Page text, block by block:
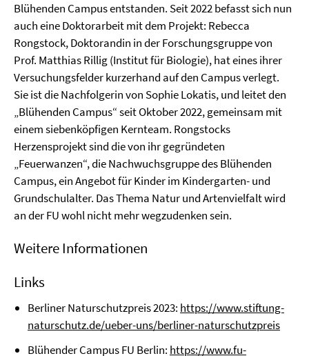
Blühenden Campus entstanden. Seit 2022 befasst sich nun
auch eine Doktorarbeit mit dem Projekt: Rebecca
Rongstock, Doktorandin in der Forschungsgruppe von
Prof. Matthias Rillig (Institut für Biologie), hat eines ihrer
Versuchungsfelder kurzerhand auf den Campus verlegt.
Sie ist die Nachfolgerin von Sophie Lokatis, und leitet den
„Blühenden Campus“ seit Oktober 2022, gemeinsam mit
einem siebenköpfigen Kernteam. Rongstocks
Herzensprojekt sind die von ihr gegründeten
„Feuerwanzen“, die Nachwuchsgruppe des Blühenden
Campus, ein Angebot für Kinder im Kindergarten- und
Grundschulalter. Das Thema Natur und Artenvielfalt wird
an der FU wohl nicht mehr wegzudenken sein.
Weitere Informationen
Links
Berliner Naturschutzpreis 2023: https://www.stiftung-
naturschutz.de/ueber-uns/berliner-naturschutzpreis
Blühender Campus FU Berlin: https://www.fu-